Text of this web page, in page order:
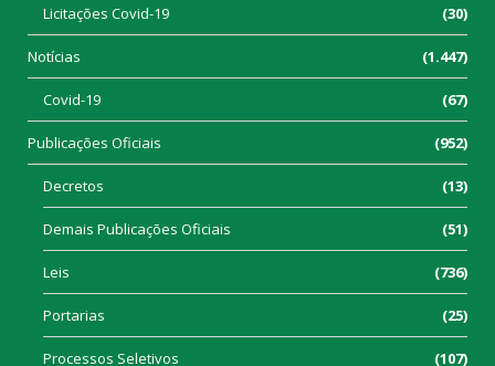
Licitações Covid-19 (30)
Notícias (1.447)
Covid-19 (67)
Publicações Oficiais (952)
Decretos (13)
Demais Publicações Oficiais (51)
Leis (736)
Portarias (25)
Processos Seletivos (107)